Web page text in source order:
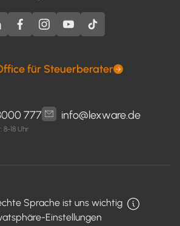
für Steuerberater
777
8-18 Uhr
info@lexware.de
Einstellungen
Sprache ist uns wichtig